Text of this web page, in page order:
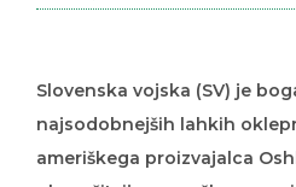
najsodobnejših lahkih
ameriškega proizvajalca
oborožitvijo norveškega